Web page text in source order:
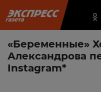
«Беременные»
Александрова
Instagram*